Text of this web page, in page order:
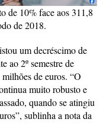
de 10% face aos 311,8
de 2018.
um decréscimo de
ao 2º semestre de
de euros. “O
muito robusto e
quando se atingiu
sublinha a nota da